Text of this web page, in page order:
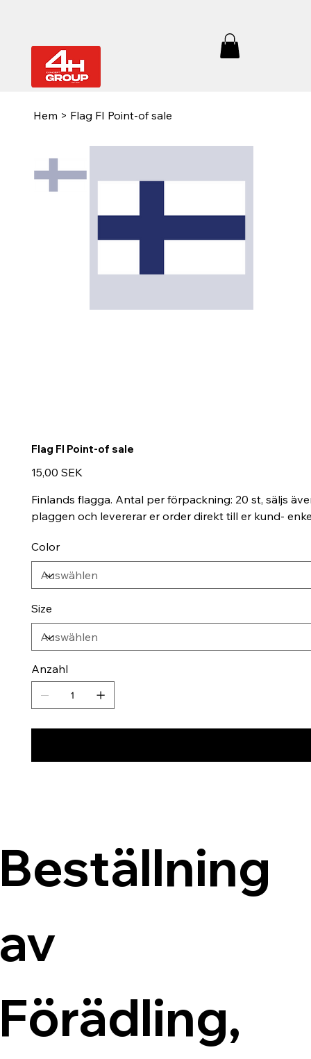
Hem > Flag FI Point-of sale
Flag FI Point-of sale
Preis
15,00 SEK
Finlands flagga. Antal per förpackning: 20 st, säljs
plaggen och levererar er order direkt till er kund-
Color
Size
Anzahl